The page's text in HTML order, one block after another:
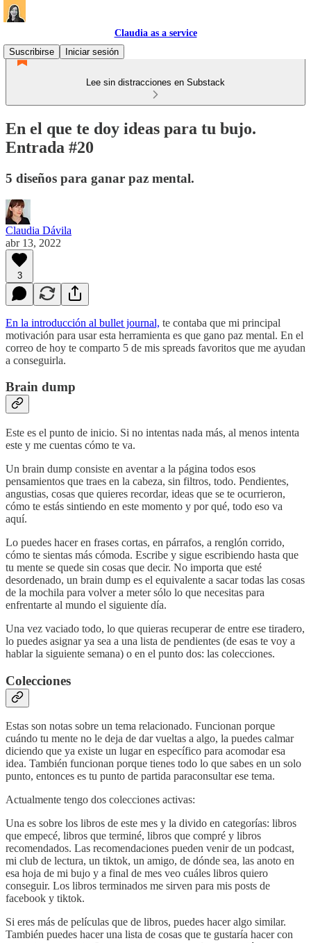
Claudia as a service
Suscribirse
Iniciar sesión
Lee sin distracciones en Substack
En el que te doy ideas para tu bujo.
Entrada #20
5 diseños para ganar paz mental.
Claudia Dávila
abr 13, 2022
3
En la introducción al bullet journal, te contaba que mi principal
motivación para usar esta herramienta es que gano paz mental. En el
correo de hoy te comparto 5 de mis spreads favoritos que me ayudan
a conseguirla.
Brain dump
Este es el punto de inicio. Si no intentas nada más, al menos intenta
este y me cuentas cómo te va.
Un brain dump consiste en aventar a la página todos esos
pensamientos que traes en la cabeza, sin filtros, todo. Pendientes,
angustias, cosas que quieres recordar, ideas que se te ocurrieron,
cómo te estás sintiendo en este momento y por qué, todo eso va
aquí.
Lo puedes hacer en frases cortas, en párrafos, a renglón corrido,
cómo te sientas más cómoda. Escribe y sigue escribiendo hasta que
tu mente se quede sin cosas que decir. No importa que esté
desordenado, un brain dump es el equivalente a sacar todas las cosas
de la mochila para volver a meter sólo lo que necesitas para
enfrentarte al mundo el siguiente día.
Una vez vaciado todo, lo que quieras recuperar de entre ese tiradero,
lo puedes asignar ya sea a una lista de pendientes (de esas te voy a
hablar la siguiente semana) o en el punto dos: las colecciones.
Colecciones
Estas son notas sobre un tema relacionado. Funcionan porque
cuándo tu mente no le deja de dar vueltas a algo, la puedes calmar
diciendo que ya existe un lugar en específico para acomodar esa
idea. También funcionan porque tienes todo lo que sabes en un solo
punto, entonces es tu punto de partida paraconsultar ese tema.
Actualmente tengo dos colecciones activas:
Una es sobre los libros de este mes y la divido en categorías: libros
que empecé, libros que terminé, libros que compré y libros
recomendados. Las recomendaciones pueden venir de un podcast,
mi club de lectura, un tiktok, un amigo, de dónde sea, las anoto en
esa hoja de mi bujo y a final de mes veo cuáles libros quiero
conseguir. Los libros terminados me sirven para mis posts de
facebook y tiktok.
Si eres más de películas que de libros, puedes hacer algo similar.
También puedes hacer una lista de cosas que te gustaría hacer con